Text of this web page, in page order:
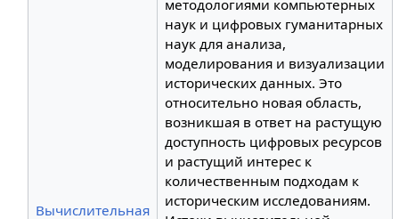
Вычислительная
методологиями компьютерных
наук и цифровых гуманитарных
наук для анализа,
моделирования и визуализации
исторических данных. Это
относительно новая область,
возникшая в ответ на растущую
доступность цифровых ресурсов
и растущий интерес к
количественным подходам к
историческим исследованиям.